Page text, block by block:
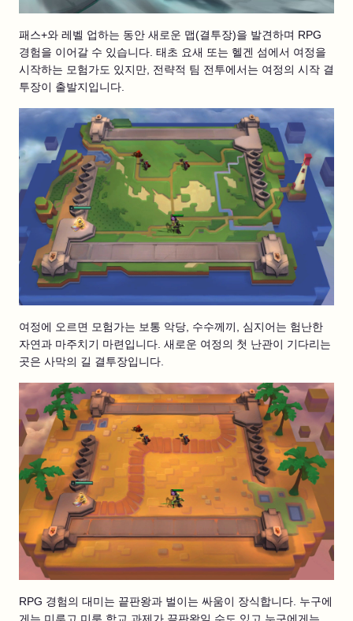
패스+와 레벨 업하는 동안 새로운 맵(결투장)을 발견하며 RPG
경험을 이어갈 수 있습니다. 태초 요새 또는 헬겐 섬에서 여정을
시작하는 모험가도 있지만, 전략적 팀 전투에서는 여정의 시작 결
투장이 출발지입니다.
여정에 오르면 모험가는 보통 악당, 수수께끼, 심지어는 험난한
자연과 마주치기 마련입니다. 새로운 여정의 첫 난관이 기다리는
곳은 사막의 길 결투장입니다.
RPG 경험의 대미는 끝판왕과 벌이는 싸움이 장식합니다. 누구에